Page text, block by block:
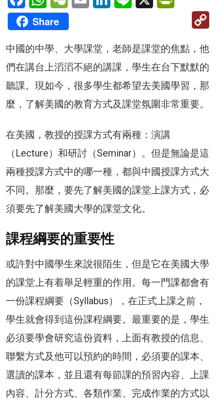
Share
中國的中學、大學課堂，老師是課堂的焦點，他
們在講台上滔滔不絕的講課，學生在台下默默的
聽課。現如今，很多學生都希望去美國學習，那
麼，了解美國的教育方式及課堂氛圍非常重要。
在美國，教授的授課方式有兩種：演講
（Lecture）和研討（Seminar）。但是無論是這
兩種授課方式中的哪一種，都與中國授課方式大
不同。那麼，要先了解美國的課堂上課方式，必
須要先了解美國大學的課堂文化。
課程綱要的重要性
或許對中國學生來說很陌生，但是它在美國大學
的課堂上有着舉足輕重的作用。每一門課都會有
一份課程綱要（Syllabus），在正式上課之前，
學生就會得到這份課程綱要。最重要的是，學生
必須要學會研究這份資料，上面有教授的信息、
聯繫方式及他可以預約的時間，必須要的課本、
選讀的課本，並且還有每節課的預習內容、上課
內容、計分方式、各類作業、完成作業的方式以